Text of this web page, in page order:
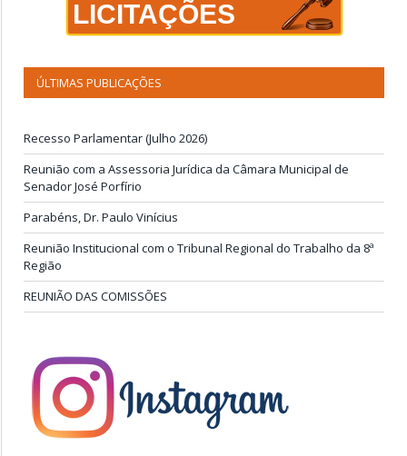
LICITAÇÕES
ÚLTIMAS PUBLICAÇÕES
Recesso Parlamentar (Julho 2026)
Reunião com a Assessoria Jurídica da Câmara Municipal de
Senador José Porfírio
Parabéns, Dr. Paulo Vinícius
Reunião Institucional com o Tribunal Regional do Trabalho da 8ª
Região
REUNIÃO DAS COMISSÕES